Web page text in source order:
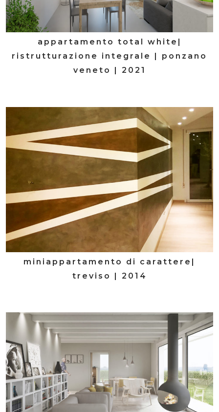
appartamento total white|
ristrutturazione integrale | ponzano
veneto | 2021
miniappartamento di carattere|
treviso | 2014